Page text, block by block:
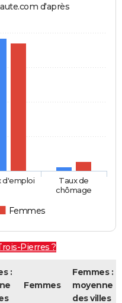
d'après
Femmes
d'emploi
Taux de
chômage
Pierres ?
:
Femmes
Femmes :
moyenne
des villes